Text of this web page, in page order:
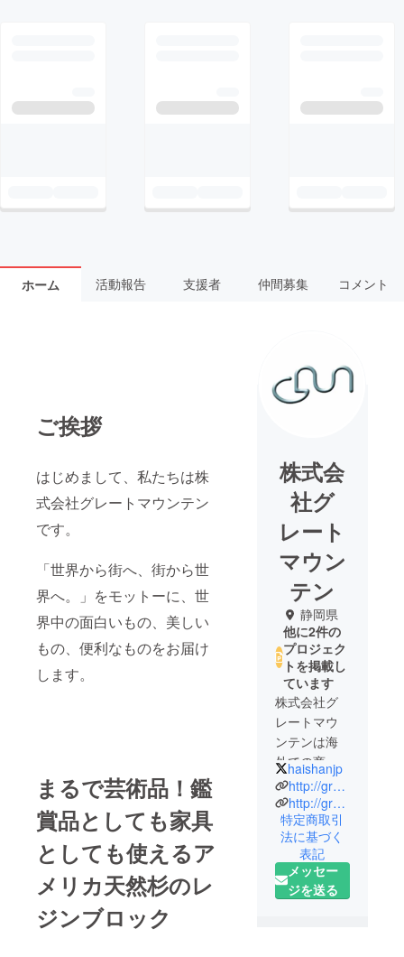
ホーム 活動報告 支援者 仲間募集 コメント
ご挨拶
はじめまして、私たちは株
式会社グレートマウンテン
です。
「世界から街へ、街から世
界へ。」をモットーに、世
界中の面白いもの、美しい
もの、便利なものをお届け
します。
まるで芸術品！鑑
賞品としても家具
としても使えるア
メリカ天然杉のレ
ジンブロック
株式会
社グ
レート
マウン
テン
静岡県
他に2件の
プロジェク
トを掲載し
ています
株式会社グ
レートマウ
ンテンは海
外での商品
開発、検
品、貿易代
行、市場開
拓などの総
合貿易サー
ビスの提供
を中心に、
haishanjp
http://greatmountain.co.jp/index.html
http://greatmountain.co.jp/tenichi.html
特定商取引
法に基づく
表記
メッセー
ジを送る